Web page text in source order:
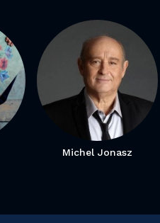
Michel Jonasz